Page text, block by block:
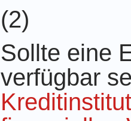
(2)
Sollte eine
verfügbar